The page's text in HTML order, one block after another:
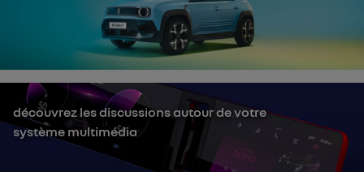
découvrez les discussions autour de votre
système multimédia